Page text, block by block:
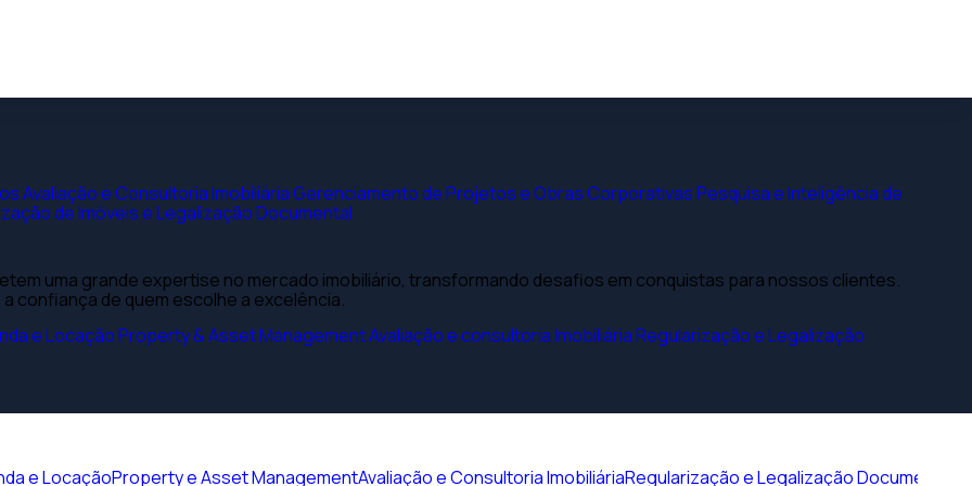
Avaliação e Consultoria ImobiliáriaGerenciamento de Projetos e Obras CorporativasPesquisa e Inteligência de
de Imóveis e Legalização Documental
e LocaçãoProperty & Asset ManagementAvaliação e consultoria ImobiliáriaRegularização e Legalização
uma grande expertise no mercado imobiliário, transformando desafios em conquistas para nossos clientes.
confiança de quem escolhe a excelência.
e LocaçãoProperty e Asset ManagementAvaliação e Consultoria ImobiliáriaRegularização e Legalização Documental